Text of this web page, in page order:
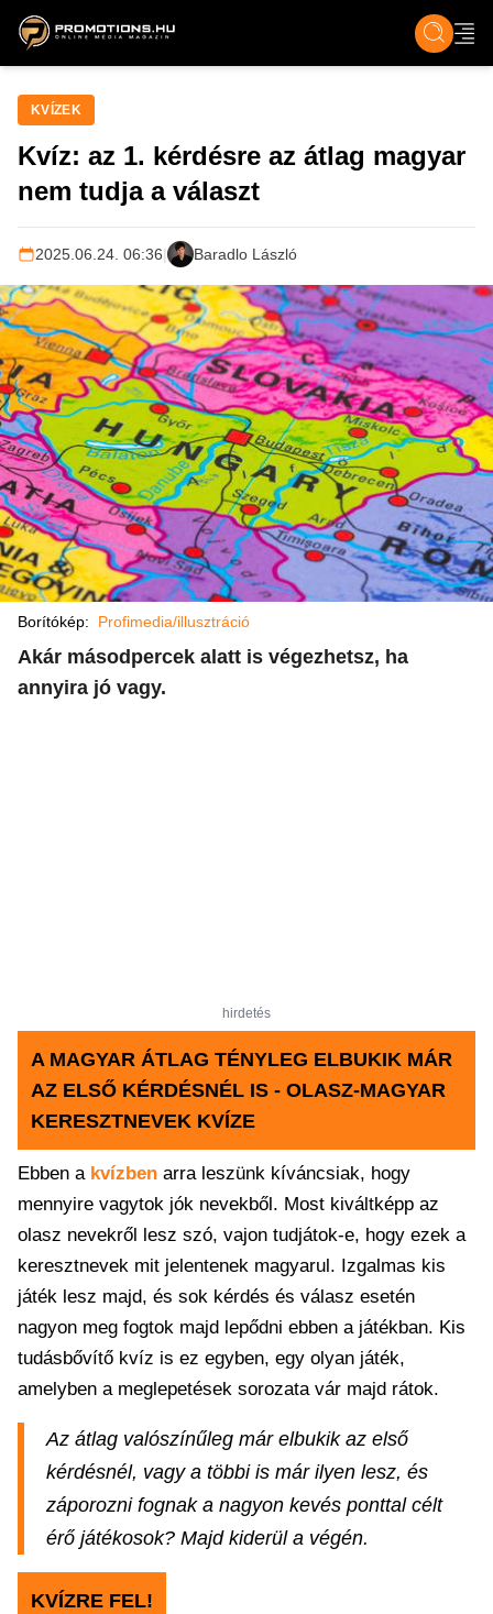
ZENE, FILM & KULT ÉLET TECH &
KVÍZEK
Kvíz: az 1. kérdésre az átlag magyar
nem tudja a választ
2025.06.24. 06:36| Baradlo László
Borítókép: Profimedia/illusztráció
Akár másodpercek alatt is végezhetsz, ha
annyira jó vagy.
hirdetés
A MAGYAR ÁTLAG TÉNYLEG ELBUKIK MÁR
AZ ELSŐ KÉRDÉSNÉL IS - OLASZ-MAGYAR
KERESZTNEVEK KVÍZE
Ebben a kvízben arra leszünk kíváncsiak, hogy
mennyire vagytok jók nevekből. Most kiváltképp az
olasz nevekről lesz szó, vajon tudjátok-e, hogy ezek a
keresztnevek mit jelentenek magyarul. Izgalmas kis
játék lesz majd, és sok kérdés és válasz esetén
nagyon meg fogtok majd lepődni ebben a játékban. Kis
tudásbővítő kvíz is ez egyben, egy olyan játék,
amelyben a meglepetések sorozata vár majd rátok.
Az átlag valószínűleg már elbukik az első
kérdésnél, vagy a többi is már ilyen lesz, és
záporozni fognak a nagyon kevés ponttal célt
érő játékosok? Majd kiderül a végén.
KVÍZRE FEL!